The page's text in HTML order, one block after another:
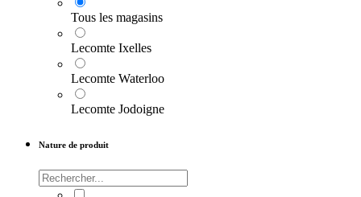
Tous les magasins
Lecomte Ixelles
Lecomte Waterloo
Lecomte Jodoigne
Nature de produit